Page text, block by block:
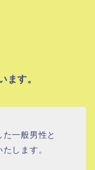
ます。
一般男性と
します。